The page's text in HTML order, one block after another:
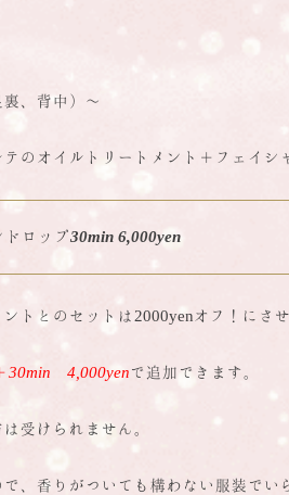
、背中）～
のオイルトリートメント＋ フェイシ
ドロップ30min 6,000yen
トとのセットは2000yenオフ！ にさ
30min 4,000yenで追加できます。
受けられません。
、香りがついても構わない服装でい